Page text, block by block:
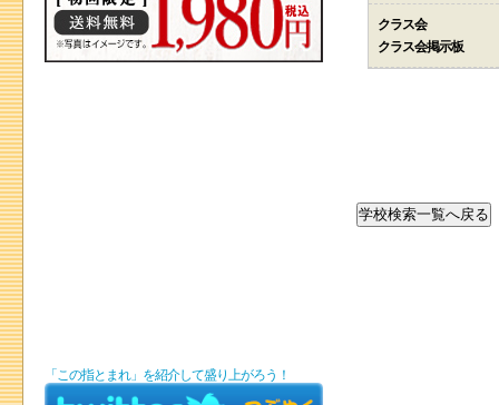
クラス会
クラス会掲示板
「この指とまれ」を紹介して盛り上がろう！